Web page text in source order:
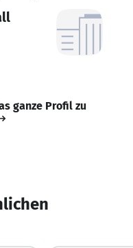
ganze Profil zu